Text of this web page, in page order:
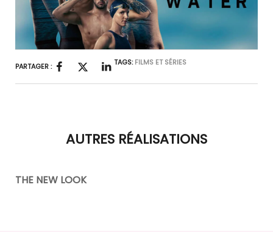
PARTAGER : TAGS:FILMS ET SÉRIES
AUTRES RÉALISATIONS
THE NEW LOOK